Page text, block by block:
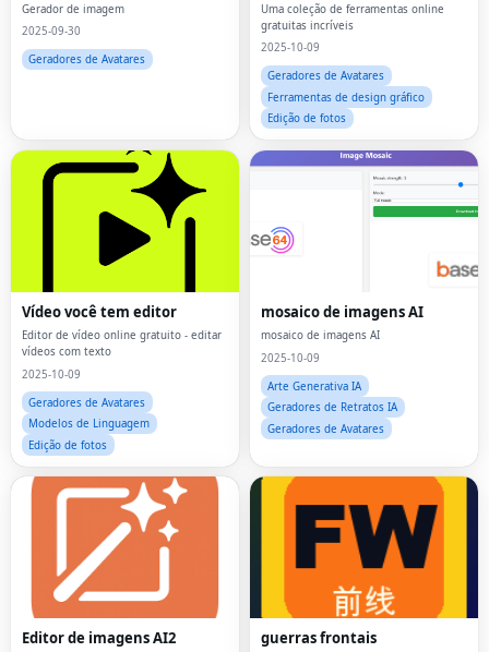
Gerador de imagem
2025-09-30
Geradores de Avatares
Uma coleção de ferramentas online
gratuitas incríveis
2025-10-09
Geradores de Avatares
Ferramentas de design gráfico
Edição de fotos
Vídeo você tem editor
Editor de vídeo online gratuito - editar
vídeos com texto
2025-10-09
Geradores de Avatares
Modelos de Linguagem
Edição de fotos
mosaico de imagens AI
mosaico de imagens AI
2025-10-09
Arte Generativa IA
Geradores de Retratos IA
Geradores de Avatares
Editor de imagens AI2 guerras frontais